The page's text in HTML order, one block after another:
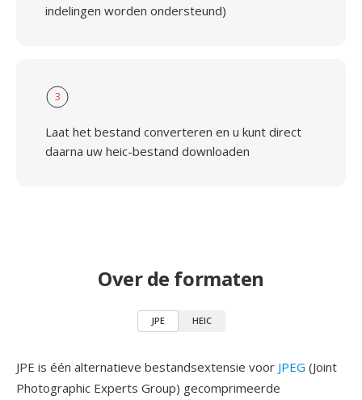
indelingen worden ondersteund)
3
Laat het bestand converteren en u kunt direct
daarna uw heic-bestand downloaden
Over de formaten
JPE HEIC
JPE is één alternatieve bestandsextensie voor JPEG (Joint
Photographic Experts Group) gecomprimeerde